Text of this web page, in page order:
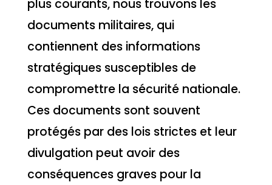
plus courants, nous trouvons les
documents militaires, qui
contiennent des informations
stratégiques susceptibles de
compromettre la sécurité nationale.
Ces documents sont souvent
protégés par des lois strictes et leur
divulgation peut avoir des
conséquences graves pour la